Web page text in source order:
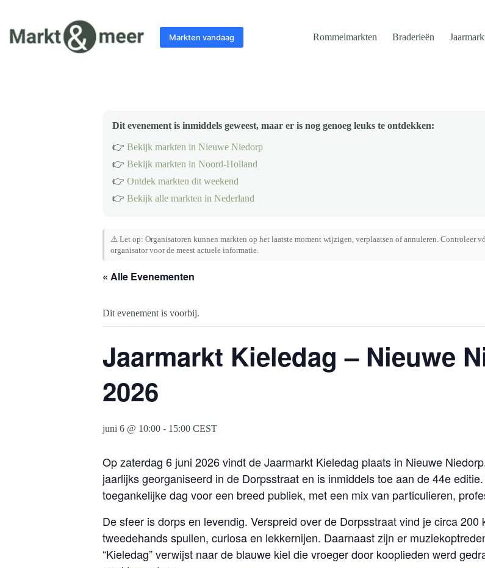
inhoud
Markten vandaag Rommelmarkten Braderieën
Dit evenement is inmiddels geweest, maar er is nog genoeg leuks te ontdekken:
👉 Bekijk markten in Nieuwe Niedorp
👉 Bekijk markten in Noord-Holland
👉 Ontdek markten dit weekend
👉 Bekijk alle markten in Nederland
⚠️ Let op: Organisatoren kunnen markten op het laatste moment wijzigen, verplaatsen of annuleren. Controleer
organisator voor de meest actuele informatie.
« Alle Evenementen
Dit evenement is voorbij.
Jaarmarkt Kieledag – Nieuwe
2026
juni 6 @ 10:00 - 15:00 CEST
Op zaterdag 6 juni 2026 vindt de Jaarmarkt Kieledag plaats in Nieuwe
jaarlijks georganiseerd in de Dorpsstraat en is inmiddels toe aan de 44e
toegankelijke dag voor een breed publiek, met een mix van particulieren,
De sfeer is dorps en levendig. Verspreid over de Dorpsstraat vind je circa
tweedehands spullen, curiosa en lekkernijen. Daarnaast zijn er
“Kieledag” verwijst naar de blauwe kiel die vroeger door kooplieden werd